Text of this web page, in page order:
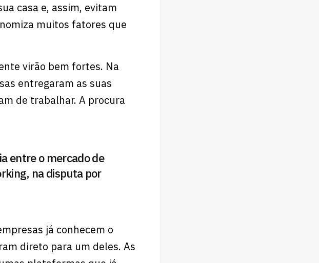
casa e, assim, evitam
muitos fatores que
virão bem fortes. Na
entregaram as suas
de trabalhar. A procura
entre o mercado de
na disputa por
já conhecem o
direto para um deles. As